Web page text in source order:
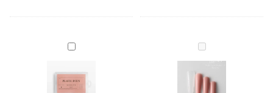
Dual
Form
Arched
Almond
Dual
forms
Balerína
Trendy
nails